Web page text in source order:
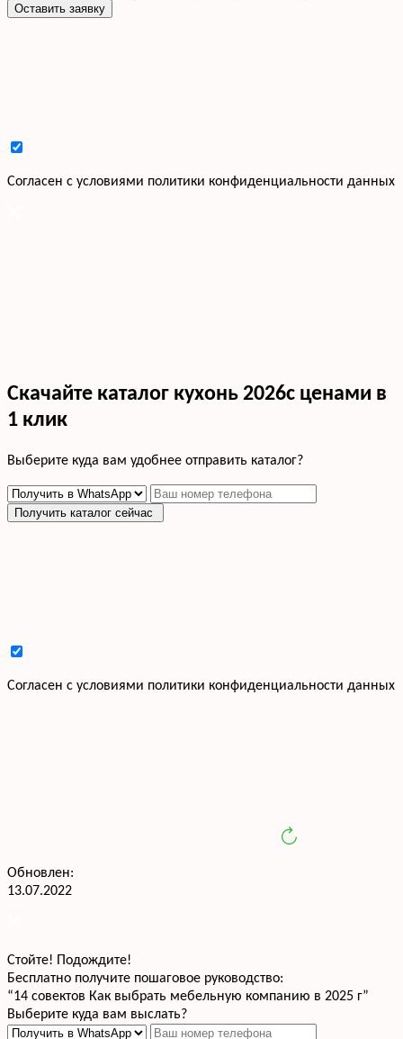
Оставить заявку
Cогласен с условиями политики конфиденциальности данных
Скачайте каталог кухонь 2026с ценами в
1 клик
Выберите куда вам удобнее отправить каталог?
Получить каталог сейчас
Cогласен с условиями политики конфиденциальности данных
Обновлен:
13.07.2022
Стойте! Подождите!
Бесплатно получите пошаговое руководство:
“14 совектов Как выбрать мебельную компанию в 2025 г”
Выберите куда вам выслать?